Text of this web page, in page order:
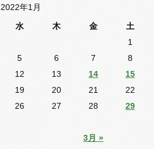
2022年1月
水 木 金 土
3月 »
1
5 6 7
8
12 13 14
15
19 20 21
22
26 27 28
29